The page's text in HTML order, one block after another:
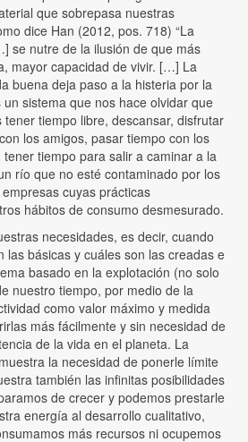
que sobrepasa nuestras
dice Han (2012, pos. 718) “La
se nutre de la ilusión de que más
mayor capacidad de vivir. […] La
buena deja paso a la histeria por la
un sistema que nos hace olvidar que
tiempo libre, descansar, disfrutar
los amigos, pasar tiempo con los
tiempo para salir a caminar a la
río que no esté contaminado por los
cuyas prácticas
hábitos de consumo desmesurado.
necesidades, es decir, cuando
las básicas y cuáles son las creadas e
basado en la explotación (no solo
nuestro tiempo, por medio de la
como valor máximo y medida
más fácilmente y sin necesidad de
de la vida en el planeta. La
la necesidad de ponerle límite
también las infinitas posibilidades
de crecer y podemos prestarle
energía al desarrollo cualitativo,
más recursos ni ocupemos